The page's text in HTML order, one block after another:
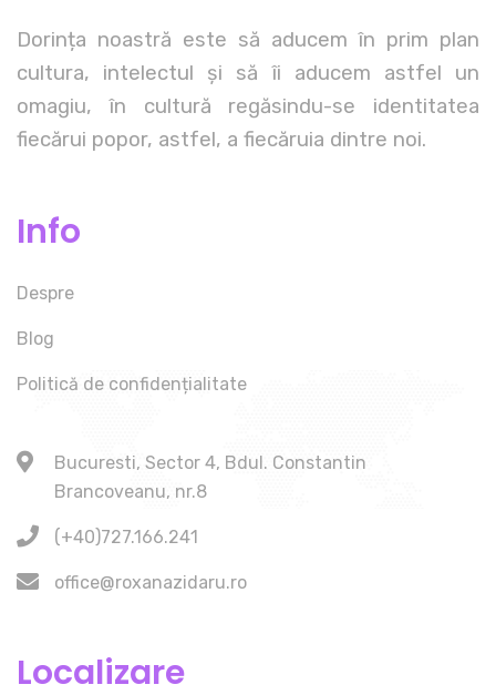
Dorința noastră este să aducem în prim plan
cultura, intelectul și să îi aducem astfel un
omagiu, în cultură regăsindu-se identitatea
fiecărui popor, astfel, a fiecăruia dintre noi.
Info
Despre
Blog
Politică de confidențialitate
Bucuresti, Sector 4, Bdul. Constantin
Brancoveanu, nr.8
(+40)727.166.241
office@roxanazidaru.ro
Localizare